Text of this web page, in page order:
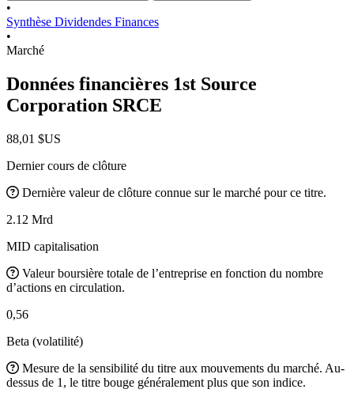
•
Synthèse Dividendes Finances
•
Marché
Données financières 1st Source
Corporation SRCE
88,01 $US
Dernier cours de clôture
Dernière valeur de clôture connue sur le marché pour ce titre.
2.12 Mrd
MID capitalisation
Valeur boursière totale de l’entreprise en fonction du nombre
d’actions en circulation.
0,56
Beta (volatilité)
Mesure de la sensibilité du titre aux mouvements du marché. Au-
dessus de 1, le titre bouge généralement plus que son indice.